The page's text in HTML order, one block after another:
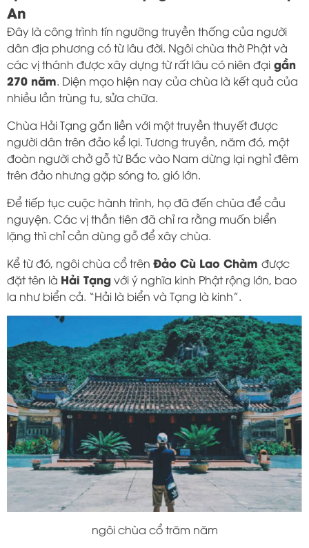
An
Đây là công trình tín ngưỡng truyền thống của người
dân địa phương có từ lâu đời. Ngôi chùa thờ Phật và
các vị thánh được xây dựng từ rất lâu có niên đại gần
270 năm. Diện mạo hiện nay của chùa là kết quả của
nhiều lần trùng tu, sửa chữa.
Chùa Hải Tạng gắn liền với một truyền thuyết được
người dân trên đảo kể lại. Tương truyền, năm đó, một
đoàn người chở gỗ từ Bắc vào Nam dừng lại nghỉ đêm
trên đảo nhưng gặp sóng to, gió lớn.
Để tiếp tục cuộc hành trình, họ đã đến chùa để cầu
nguyện. Các vị thần tiên đã chỉ ra rằng muốn biển
lặng thì chỉ cần dùng gỗ để xây chùa.
Kể từ đó, ngôi chùa cổ trên Đảo Cù Lao Chàm được
đặt tên là Hải Tạngvới ý nghĩa kinh Phật rộng lớn, bao
la như biển cả. “Hải là biển và Tạng là kinh”.
ngôi chùa cổ trăm năm